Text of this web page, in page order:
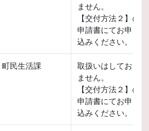
ません。
【交付方法２】の
申請書にてお申し
込みください。
町民生活課
取扱いはしており
ません。
【交付方法２】の
申請書にてお申し
込みください。